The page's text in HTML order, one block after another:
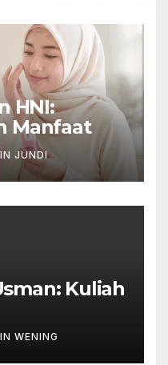
HNI:
Manfaat
JUNDI
Kuliah
WENING